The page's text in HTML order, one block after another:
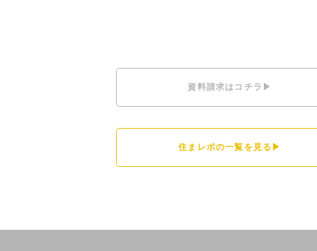
資料請求はコチラ▶
住まレポの一覧を見る▶